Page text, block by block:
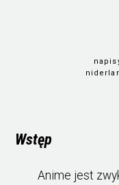
Wstęp
Anime jest